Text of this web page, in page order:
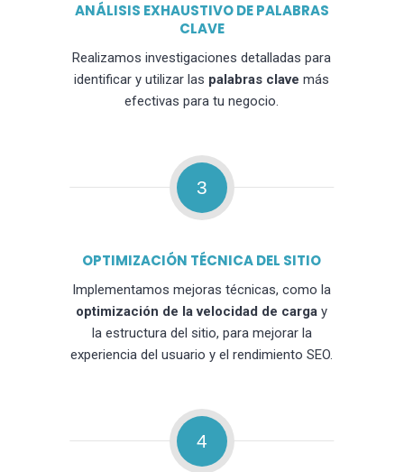
ANÁLISIS EXHAUSTIVO DE PALABRAS
CLAVE
Realizamos investigaciones detalladas para
identificar y utilizar las palabras clave más
efectivas para tu negocio.
3
OPTIMIZACIÓN TÉCNICA DEL SITIO
Implementamos mejoras técnicas, como la
optimización de la velocidad de carga y
la estructura del sitio, para mejorar la
experiencia del usuario y el rendimiento SEO.
4